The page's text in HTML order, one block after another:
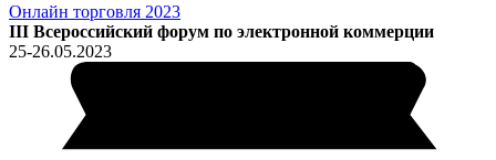
Онлайн торговля 2023
III Всероссийский форум по электронной коммерции
25-26.05.2023